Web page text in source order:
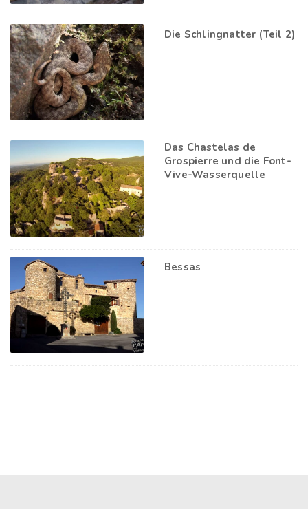
Die Schlingnatter (Teil 2)
Das Chastelas de
Grospierre und die Font-
Vive-Wasserquelle
Bessas